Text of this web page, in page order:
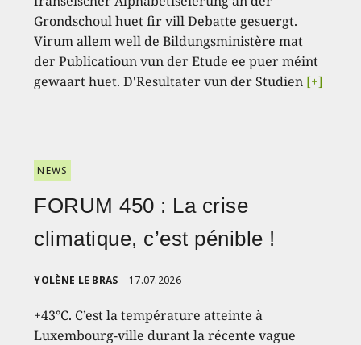
Grondschoul huet fir vill Debatte gesuergt.
Virum allem well de Bildungsministère mat
der Publicatioun vun der Etude ee puer méint
gewaart huet. D'Resultater vun der Studien [+]
NEWS
FORUM 450 : La crise
climatique, c’est pénible !
YOLÈNE LE BRAS 17.07.2026
+43°C. C’est la température atteinte à
Luxembourg-ville durant la récente vague